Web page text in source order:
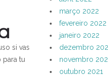
si vas
para tu
março 2022
fevereiro 2022
janeiro 2022
dezembro
novembro
outubro 2021